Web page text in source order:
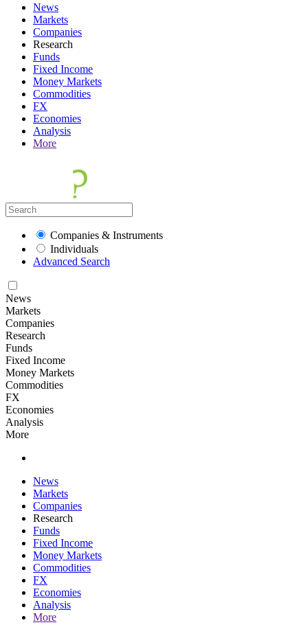
News
Markets
Companies
Research
Funds
Fixed Income
Money Markets
Commodities
FX
Economies
Analysis
More
Companies & Instruments
Individuals
Advanced Search
News
Markets
Companies
Research
Funds
Fixed Income
Money Markets
Commodities
FX
Economies
Analysis
More
News
Markets
Companies
Research
Funds
Fixed Income
Money Markets
Commodities
FX
Economies
Analysis
More